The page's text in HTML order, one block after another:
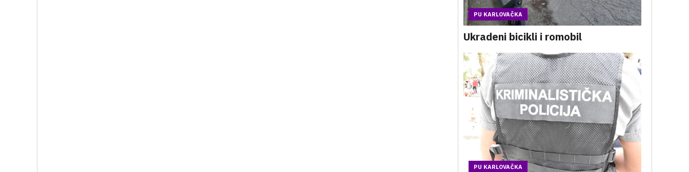
PU KARLOVAČKA
Ukradeni bicikli i romobil
PU KARLOVAČKA